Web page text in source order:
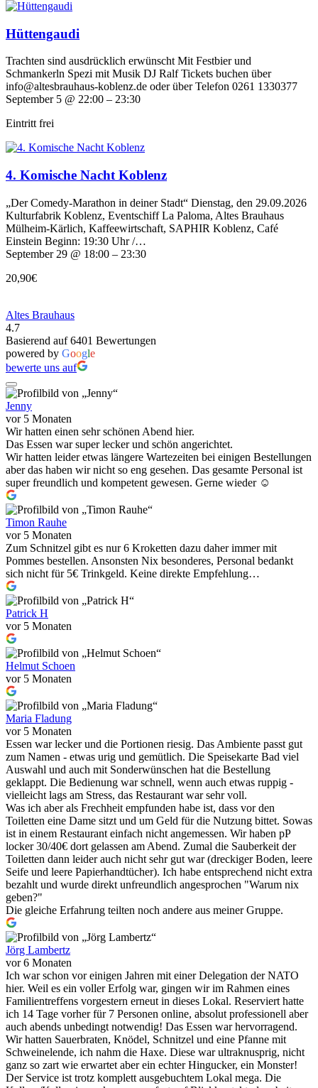
Hüttengaudi
Trachten sind ausdrücklich erwünscht Mit Festbier und
Schmankerln Spezi mit Musik DJ Ralf Tickets buchen über
info@altesbrauhaus-koblenz.de oder über Telefon 0261 1330377
September 5 @ 22:00 – 23:30
Eintritt frei
4. Komische Nacht Koblenz
„Der Comedy-Marathon in deiner Stadt“ Dienstag, den 29.09.2026
Kulturfabrik Koblenz, Eventschiff La Paloma, Altes Brauhaus
Mülheim-Kärlich, Kaffeewirtschaft, SAPHIR Koblenz, Café
Einstein Beginn: 19:30 Uhr /…
September 29 @ 18:00 – 23:30
20,90€
Altes Brauhaus
4.7
Basierend auf 6401 Bewertungen
powered by Google
bewerte uns auf
Jenny
vor 5 Monaten
Wir hatten einen sehr schönen Abend hier.
Das Essen war super lecker und schön angerichtet.
Wir hatten leider etwas längere Wartezeiten bei einigen Bestellungen
aber das haben wir nicht so eng gesehen. Das gesamte Personal ist
super freundlich und kompetent gewesen. Gerne wieder ☺️
Timon Rauhe
vor 5 Monaten
Zum Schnitzel gibt es nur 6 Kroketten dazu daher immer mit
Pommes bestellen. Ansonsten Nix besonderes, Personal bedankt
sich nicht für 5€ Trinkgeld. Keine direkte Empfehlung…
Patrick H
vor 5 Monaten
Helmut Schoen
vor 5 Monaten
Maria Fladung
vor 5 Monaten
Essen war lecker und die Portionen riesig. Das Ambiente passt gut
zum Namen - etwas urig und gemütlich. Die Speisekarte Bad viel
Auswahl und auch mit Sonderwünschen hat die Bestellung
geklappt. Die Bedienung war schnell, wenn auch etwas ruppig -
vielleicht lags am Stress, das Restaurant war sehr voll.
Was ich aber als Frechheit empfunden habe ist, dass vor den
Toiletten eine Dame sitzt und um Geld für die Nutzung bittet. Sowas
ist in einem Restaurant einfach nicht angemessen. Wir haben pP
locker 30/40€ dort gelassen am Abend. Zumal die Sauberkeit der
Toiletten dann leider auch nicht sehr gut war (dreckiger Boden, leere
Seife und leere Papierhandtücher). Ich habe entsprechend nicht extra
bezahlt und wurde direkt unfreundlich angesprochen "Warum nix
geben?"
Die gleiche Erfahrung teilten noch andere aus meiner Gruppe.
Jörg Lambertz
vor 6 Monaten
Ich war schon vor einigen Jahren mit einer Delegation der NATO
hier. Weil es ein voller Erfolg war, gingen wir im Rahmen eines
Familientreffens vorgestern erneut in dieses Lokal. Reserviert hatte
ich 14 Tage vorher für 7 Personen online, absolut professionell aber
auch abends unbedingt notwendig! Das Essen war hervorragend.
Wir hatten Sauerbraten, Knödel, Schnitzel und eine Pfanne mit
Schweinelende, ich nahm die Haxe. Diese war ultraknusprig, nicht
ganz so zart wie erwartet aber ein echter Hingucker, ein Monster!
Der Service ist trotz komplett ausgebuchtem Lokal mega. Die